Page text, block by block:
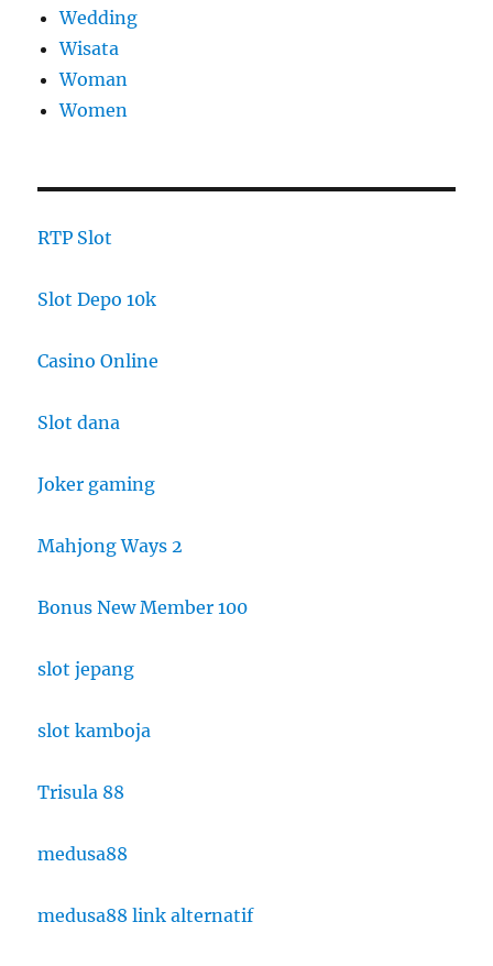
Wedding
Wisata
Woman
Women
RTP Slot
Slot Depo 10k
Casino Online
Slot dana
Joker gaming
Mahjong Ways 2
Bonus New Member 100
slot jepang
slot kamboja
Trisula 88
medusa88
medusa88 link alternatif